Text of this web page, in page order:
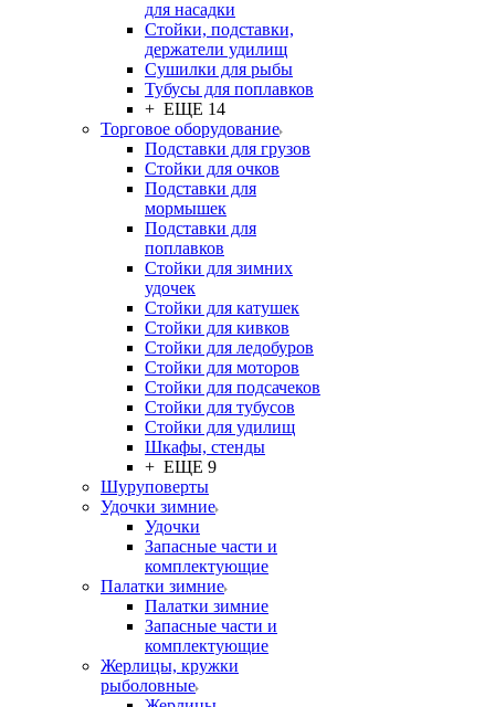
для насадки
Стойки, подставки,
держатели удилищ
Сушилки для рыбы
Тубусы для поплавков
+ ЕЩЕ 14
Торговое оборудование
Подставки для грузов
Стойки для очков
Подставки для
мормышек
Подставки для
поплавков
Стойки для зимних
удочек
Стойки для катушек
Стойки для кивков
Стойки для ледобуров
Стойки для моторов
Стойки для подсачеков
Стойки для тубусов
Стойки для удилищ
Шкафы, стенды
+ ЕЩЕ 9
Шуруповерты
Удочки зимние
Удочки
Запасные части и
комплектующие
Палатки зимние
Палатки зимние
Запасные части и
комплектующие
Жерлицы, кружки
рыболовные